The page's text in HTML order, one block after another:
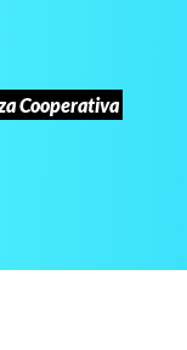
Cooperativa